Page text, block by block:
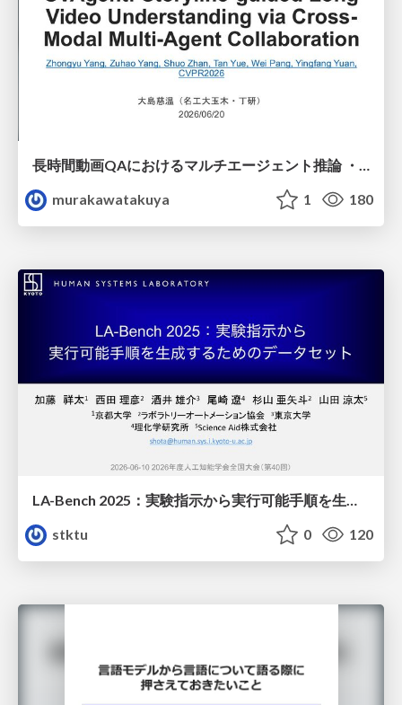
長時間動画QAにおけるマルチエージェント推論 ・SVAgent: Storyline-Guided Long Video Understanding via Cross-Modal Multi-Agent Collaboration
murakawatakuya
1 180
stktu
0 120